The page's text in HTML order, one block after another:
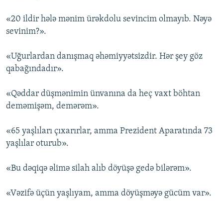
«20 ildir hələ mənim ürəkdolu sevincim olmayıb. Nəyə
sevinim?».
«Uğurlardan danışmaq əhəmiyyətsizdir. Hər şey göz
qabağındadır».
«Qəddar düşmənimin ünvanına da heç vaxt böhtan
deməmişəm, demərəm».
«65 yaşlıları çıxarırlar, amma Prezident Aparatında 73
yaşlılar oturub».
«Bu dəqiqə əlimə silah alıb döyüşə gedə bilərəm».
«Vəzifə üçün yaşlıyam, amma döyüşməyə gücüm var».